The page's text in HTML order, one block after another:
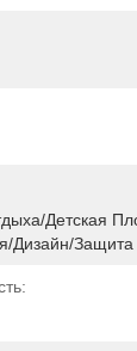
Детская
дизайн/